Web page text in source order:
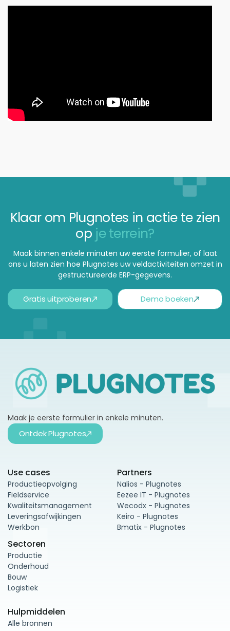
Klaar om Plugnotes in actie te zien
op je terrein?
Maak binnen enkele minuten uw eerste formulier, of laat
ons u laten zien hoe Plugnotes uw veldactiviteiten omzet in
gestructureerde ERP-gegevens.
Gratis uitproberen Demo boeken
Maak je eerste formulier in enkele minuten.
Ontdek Plugnotes
Use cases
Productieopvolging
Fieldservice
Kwaliteitsmanagement
Leveringsafwijkingen
Werkbon
Sectoren
Productie
Onderhoud
Bouw
Logistiek
Partners
Nalios - Plugnotes
Eezee IT - Plugnotes
Wecodx - Plugnotes
Keiro - Plugnotes
Bmatix - Plugnotes
Hulpmiddelen
Alle bronnen